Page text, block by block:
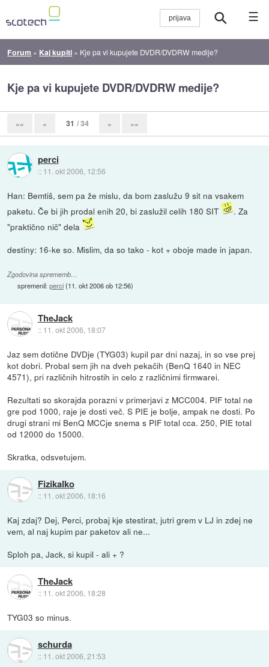
☰
Forum » Kaj kupiti » Kje pa vi kupujete DVDR/DVDRW medije?
Kje pa vi kupujete DVDR/DVDRW medije?
«« « 31 / 34 » »»
perci
:: 11. okt 2006, 12:56
Han: Bemtiš, sem pa že mislu, da bom zaslužu 9 sit na vsakem
paketu. Če bi jih prodal enih 20, bi zaslužil celih 180 SIT
. Za
"praktično nič" dela
destiny: 16-ke so. Mislim, da so tako - kot + oboje made in japan.
Zgodovina sprememb…
spremenil:perci(11. okt 2006 ob 12:56)
TheJack
:: 11. okt 2006, 18:07
Jaz sem dotične DVDje (TYG03) kupil par dni nazaj, in so vse prej
kot dobri. Probal sem jih na dveh pekačih (BenQ 1640 in NEC
4571), pri različnih hitrostih in celo z različnimi firmwarei.
Rezultati so skorajda porazni v primerjavi z MCC004. PIF total ne
gre pod 1000, raje je dosti več. S PIE je bolje, ampak ne dosti. Po
drugi strani mi BenQ MCCje snema s PIF total cca. 250, PIE total
od 12000 do 15000.
Skratka, odsvetujem.
Fizikalko
:: 11. okt 2006, 18:16
Kaj zdaj? Dej, Perci, probaj kje stestirat, jutri grem v LJ in zdej ne
vem, al naj kupim par paketov ali ne...
Sploh pa, Jack, si kupil - ali + ?
TheJack
:: 11. okt 2006, 18:28
TYG03 so minus.
schurda
:: 11. okt 2006, 21:53